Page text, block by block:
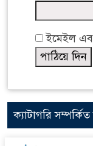
ইমেইল
ক্যাটাগরি